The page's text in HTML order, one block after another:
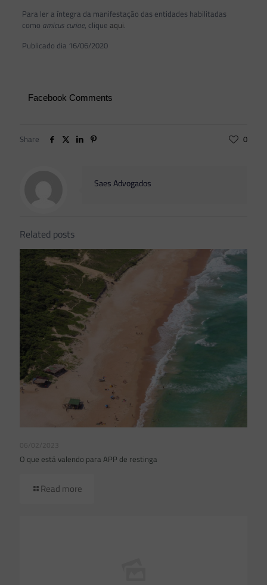
Para ler a íntegra da manifestação das entidades habilitadas
como amicus curiae, clique aqui.
Publicado dia 16/06/2020
Facebook Comments
Share 0
Saes Advogados
Related posts
06/02/2023
O que está valendo para APP de restinga
Read more